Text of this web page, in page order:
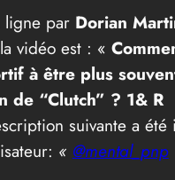
ligne par Dorian
vidéo est : «
à être plus
de “Clutch” ? 1& R
suivante a
« @mental_pnp